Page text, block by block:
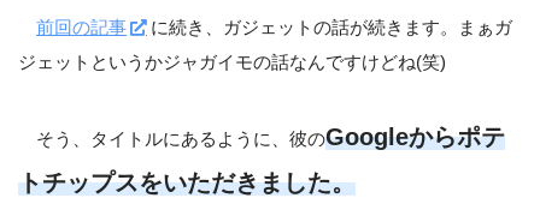
前回の記事
に続き、ガジェットの話が続きます。まぁガ
ジェットというかジャガイモの話なんですけどね(笑)
そう、タイトルにあるように、彼のGoogleからポテ
トチップスをいただきました。